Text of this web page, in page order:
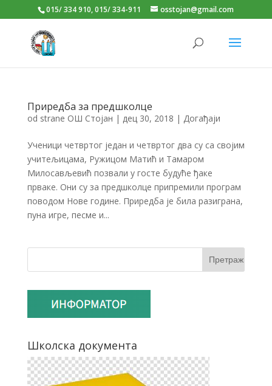
015/ 334 910, 015/ 334-911 osstojan@gmail.com
Приредба за предшколце
od strane ОШ Стојан | дец 30, 2018 | Догађаји
Ученици четвртог један и четвртог два су са својим
учитељицама, Ружицом Матић и Тамаром
Милосављевић позвали у госте будуће ђаке
прваке. Они су за предшколце припремили програм
поводом Нове године. Приредба је била разиграна,
пуна игре, песме и...
Школска документа